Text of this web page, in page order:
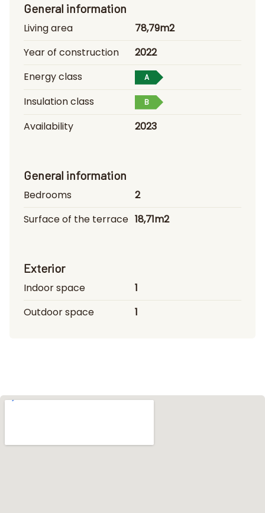
General information
Living area
78,79m2
Year of construction
2022
Energy class
A
Insulation class B
Availability 2023
General information
Bedrooms
2
Surface of the terrace 18,71m2
Exterior
Indoor space
1
Outdoor space
1